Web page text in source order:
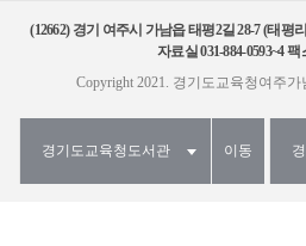
(12662) 경기 여주시 가남읍 태평2길 28-7 (태평
자료실 031-884-0593~4 팩
Copyright 2021. 경기도교육청여주
경기도교육청도서관 이동